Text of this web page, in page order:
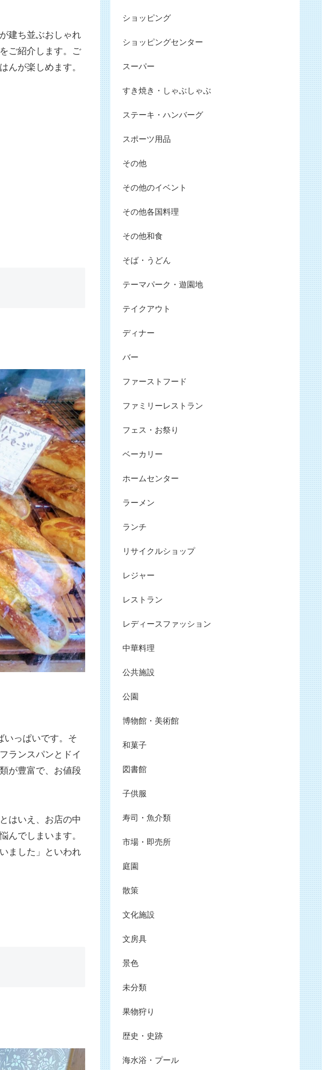
建ち並ぶおしゃれ
ご紹介します。ご
んが楽しめます。
いっぱいです。そ
ランスパンとドイ
が豊富で、お値段
はいえ、お店の中
んでしまいます。
ました」といわれ
ショッピング
ショッピングセンター
スーパー
すき焼き・しゃぶしゃぶ
ステーキ・ハンバーグ
スポーツ用品
その他
その他のイベント
その他各国料理
その他和食
そば・うどん
テーマパーク・遊園地
テイクアウト
ディナー
バー
ファーストフード
ファミリーレストラン
フェス・お祭り
ベーカリー
ホームセンター
ラーメン
ランチ
リサイクルショップ
レジャー
レストラン
レディースファッション
中華料理
公共施設
公園
博物館・美術館
和菓子
図書館
子供服
寿司・魚介類
市場・即売所
庭園
散策
文化施設
文房具
景色
未分類
果物狩り
歴史・史跡
海水浴・プール